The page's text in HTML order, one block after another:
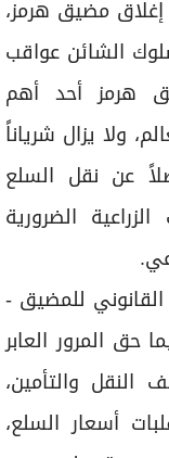
مضيق هرمز،
الشائن عواقب
هرمز أحد أهم
ولا يزال شرياناً
عن نقل السلع
الضرورية
للمضيق -
حق المرور العابر
والتأمين،
أسعار السلع،